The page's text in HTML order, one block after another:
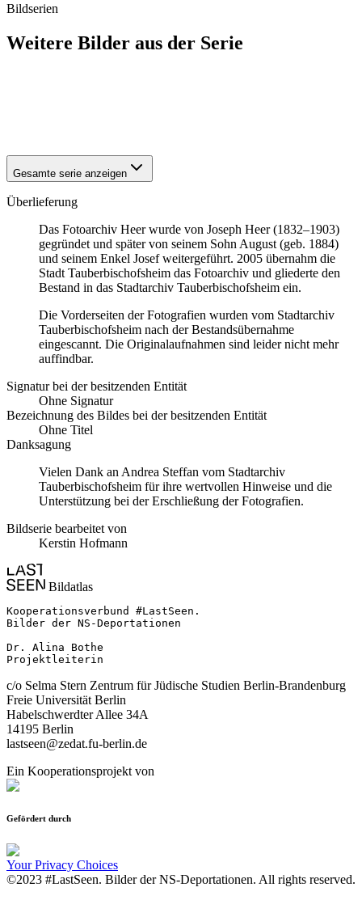
Bildserien
Weitere Bilder aus der Serie
Gesamte serie anzeigen
Überlieferung
Das Fotoarchiv Heer wurde von Joseph Heer (1832–1903)
gegründet und später von seinem Sohn August (geb. 1884)
und seinem Enkel Josef weitergeführt. 2005 übernahm die
Stadt Tauberbischofsheim das Fotoarchiv und gliederte den
Bestand in das Stadtarchiv Tauberbischofsheim ein.
Die Vorderseiten der Fotografien wurden vom Stadtarchiv
Tauberbischofsheim nach der Bestandsübernahme
eingescannt. Die Originalaufnahmen sind leider nicht mehr
auffindbar.
Signatur bei der besitzenden Entität
Ohne Signatur
Bezeichnung des Bildes bei der besitzenden Entität
Ohne Titel
Danksagung
Vielen Dank an Andrea Steffan vom Stadtarchiv
Tauberbischofsheim für ihre wertvollen Hinweise und die
Unterstützung bei der Erschließung der Fotografien.
Bildserie bearbeitet von
Kerstin Hofmann
Bildatlas
Kooperationsverbund #LastSeen.
Bilder der NS-Deportationen
Dr. Alina Bothe
Projektleiterin
c/o Selma Stern Zentrum für Jüdische Studien Berlin-Brandenburg
Freie Universität Berlin
Habelschwerdter Allee 34A
14195 Berlin
lastseen@zedat.fu-berlin.de
Ein Kooperationsprojekt von
Gefördert durch
Your Privacy Choices
©2023 #LastSeen. Bilder der NS-Deportationen. All rights reserved.